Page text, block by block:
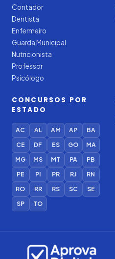
Contador
Dentista
Enfermeiro
Guarda Municipal
Nutricionista
Professor
Psicólogo
CONCURSOS POR
ESTADO
AC AL AM AP
BA
CE
DF ES GO
MA
MG
MS MT PA
PB
PE
PI PR RJ
RN
RO
RR RS SC
SE
SP
TO